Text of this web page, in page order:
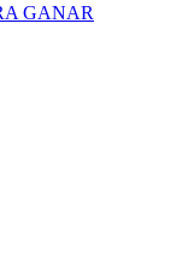
GANAR